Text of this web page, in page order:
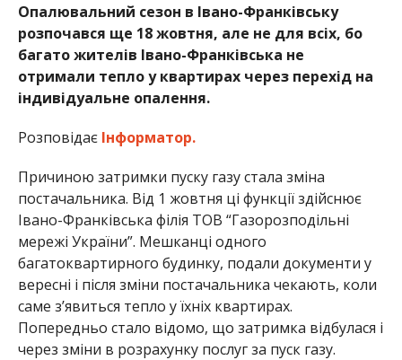
Опалювальний сезон в Івано-Франківську
розпочався ще 18 жовтня, але не для всіх, бо
багато жителів Івано-Франківська не
отримали тепло у квартирах через перехід на
індивідуальне опалення.
Розповідає Інформатор.
Причиною затримки пуску газу стала зміна
постачальника. Від 1 жовтня ці функції здійснює
Івано-Франківська філія ТОВ “Газорозподільні
мережі України”. Мешканці одного
багатоквартирного будинку, подали документи у
вересні і після зміни постачальника чекають, коли
саме з’явиться тепло у їхніх квартирах.
Попередньо стало відомо, що затримка відбулася і
через зміни в розрахунку послуг за пуск газу.